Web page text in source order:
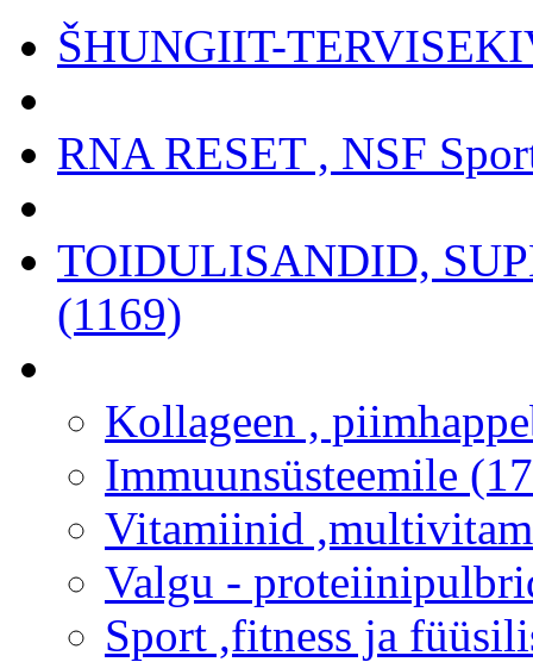
ŠHUNGIIT-
RNA RESET , NSF
TOIDULISANDID,
(1169)
Kollageen ,
Immuunsüsteemile
Vitamiinid
Valgu -
Sport ,fitness ja